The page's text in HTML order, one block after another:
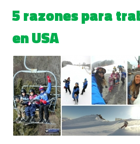
5 razones para
en USA